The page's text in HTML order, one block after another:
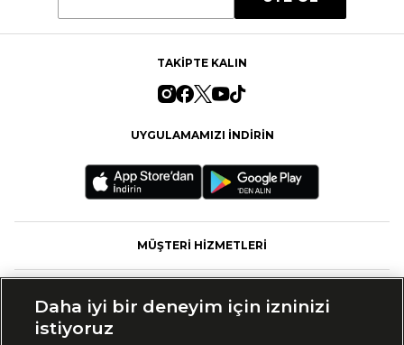
TAKİPTE KALIN
UYGULAMAMIZI İNDİRİN
MÜŞTERİ HİZMETLERİ
Daha iyi bir deneyim için izninizi
istiyoruz